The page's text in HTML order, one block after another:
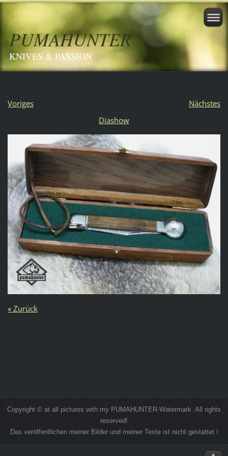
PUMAHUNTER
KNIVES & PASSION
Voriges
Nächstes
Diashow
« Zurück
Copyright © at all pictures with my PUMAHUNTER-Watermark. All rights
reserved!
Das veröffentlichen meiner Bilder und meiner Texte ist nicht gestattet !